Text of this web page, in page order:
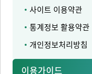
사이트 이용약관
통계정보 활용약관
개인정보처리방침
이용가이드